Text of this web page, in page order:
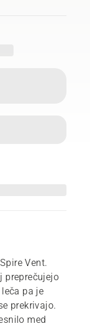
Vent.
preprečujejo
pa je
prekrivajo.
med